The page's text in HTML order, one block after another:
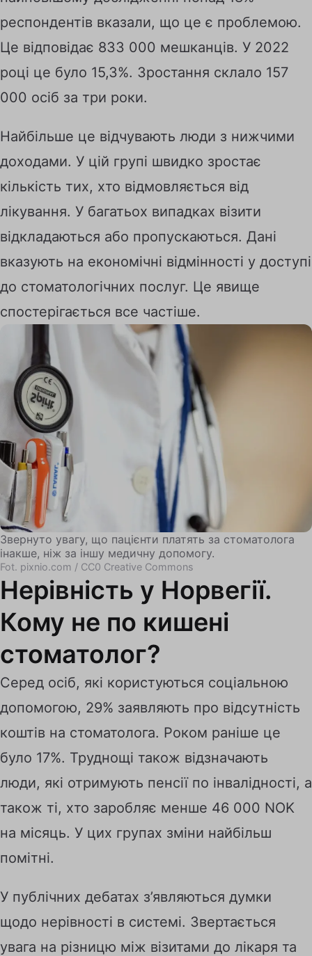
респондентів вказали, що це є проблемою.
Це відповідає 833 000 мешканців. У 2022
році це було 15,3%. Зростання склало 157
000 осіб за три роки.
Найбільше це відчувають люди з нижчими
доходами. У цій групі швидко зростає
кількість тих, хто відмовляється від
лікування. У багатьох випадках візити
відкладаються або пропускаються. Дані
вказують на економічні відмінності у доступі
до стоматологічних послуг. Це явище
спостерігається все частіше.
Звернуто увагу, що пацієнти платять за стоматолога
інакше, ніж за іншу медичну допомогу.
Fot. pixnio.com / CC0 Creative Commons
Нерівність у Норвегії.
Кому не по кишені
стоматолог?
Серед осіб, які користуються соціальною
допомогою, 29% заявляють про відсутність
коштів на стоматолога. Роком раніше це
було 17%. Труднощі також відзначають
люди, які отримують пенсії по інвалідності, а
також ті, хто заробляє менше 46 000 NOK
на місяць. У цих групах зміни найбільш
помітні.
У публічних дебатах з’являються думки
щодо нерівності в системі. Звертається
увага на різницю між візитами до лікаря та